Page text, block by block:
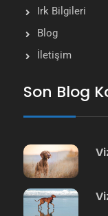
Irk Bilgileri
Blog
İletişim
Son Blog